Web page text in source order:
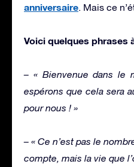
anniversaire. Mais ce
Voici quelques phrases
– « Bienvenue dans le
espérons que cela sera
pour nous ! »
– « Ce n’est pas le
compte, mais la vie que